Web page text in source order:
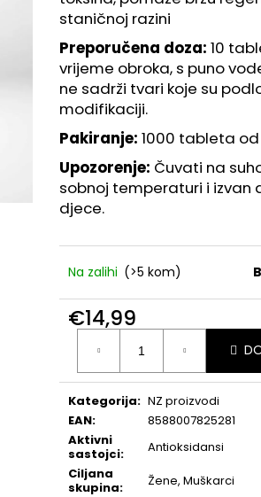
staničnoj razini
Preporučena doza: 10
vrijeme obroka, s puno
ne sadrži tvari koje su
modifikaciji.
Pakiranje: 1000 tableta
Upozorenje: Čuvati na
sobnoj temperaturi i izvan
djece.
Na zalihi (>5 kom)
€14,99
Izračunaj
cijenu:
Kategorija: NZ proizvodi
EAN:
8588007825281
Aktivni
sastojci:
Antioksidansi
Ciljana
skupina: Žene, Muškarci
GOLD SERUM – HIDRATANTNI SERUM ZA
KOŽU, 30 ML
€26,63